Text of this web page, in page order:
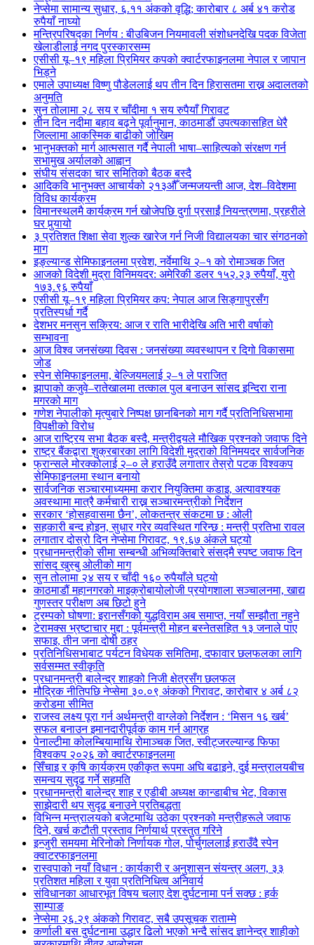
नेप्सेमा सामान्य सुधार, ६.११ अंकको वृद्धि; कारोबार ८ अर्ब ४१ करोड
रुपैयाँ नाघ्यो
मन्त्रिपरिषद्का निर्णय : बीउबिजन नियमावली संशोधनदेखि पदक विजेता
खेलाडीलाई नगद पुरस्कारसम्म
एसीसी यू–१९ महिला प्रिमियर कपको क्वार्टरफाइनलमा नेपाल र जापान
भिड्ने
एमाले उपाध्यक्ष विष्णु पौडेललाई थप तीन दिन हिरासतमा राख्न अदालतको
अनुमति
सुन तोलामा २८ सय र चाँदीमा १ सय रुपैयाँ गिरावट
तीन दिन नदीमा बहाव बढ्ने पूर्वानुमान, काठमाडौं उपत्यकासहित धेरै
जिल्लामा आकस्मिक बाढीको जोखिम
भानुभक्तको मार्ग आत्मसात गर्दै नेपाली भाषा–साहित्यको संरक्षण गर्न
सभामुख अर्यालको आह्वान
संघीय संसदका चार समितिको बैठक बस्दै
आदिकवि भानुभक्त आचार्यको २१३औँ जन्मजयन्ती आज, देश–विदेशमा
विविध कार्यक्रम
विमानस्थलमै कार्यक्रम गर्न खोजेपछि दुर्गा प्रसाईं नियन्त्रणमा, प्रहरीले
घर पुर्‍यायो
३ प्रतिशत शिक्षा सेवा शुल्क खारेज गर्न निजी विद्यालयका चार संगठनको
माग
इङ्ल्यान्ड सेमिफाइनलमा प्रवेश, नर्वेमाथि २–१ को रोमाञ्चक जित
आजको विदेशी मुद्रा विनिमयदर: अमेरिकी डलर १५२.२३ रुपैयाँ, युरो
१७३.९६ रुपैयाँ
एसीसी यू–१९ महिला प्रिमियर कप: नेपाल आज सिङ्गापुरसँग
प्रतिस्पर्धा गर्दै
देशभर मनसुन सक्रिय: आज र राति भारीदेखि अति भारी वर्षाको
सम्भावना
आज विश्व जनसंख्या दिवस : जनसंख्या व्यवस्थापन र दिगो विकासमा
जोड
स्पेन सेमिफाइनलमा, बेल्जियमलाई २–१ ले पराजित
झापाको कजुवे–रातेखालमा तत्काल पुल बनाउन सांसद इन्दिरा राना
मगरको माग
गणेश नेपालीको मृत्युबारे निष्पक्ष छानबिनको माग गर्दै प्रतिनिधिसभामा
विपक्षीको विरोध
आज राष्ट्रिय सभा बैठक बस्दै, मन्त्रीद्वयले मौखिक प्रश्नको जवाफ दिने
राष्ट्र बैंकद्वारा शुक्रबारका लागि विदेशी मुद्राको विनिमयदर सार्वजनिक
फ्रान्सले मोरक्कोलाई २–० ले हराउँदै लगातार तेस्रो पटक विश्वकप
सेमिफाइनलमा स्थान बनायो
सार्वजनिक सञ्चारमाध्यममा करार नियुक्तिमा कडाइ, अत्यावश्यक
अवस्थामा मात्रै कर्मचारी राख्न सञ्चारमन्त्रीको निर्देशन
सरकार ‘होसहवासमा छैन’, लोकतन्त्र संकटमा छ : ओली
सहकारी बन्द होइन, सुधार गरेर व्यवस्थित गरिन्छ : मन्त्री प्रतिभा रावल
लगातार दोस्रो दिन नेप्सेमा गिरावट, १९.६७ अंकले घट्यो
प्रधानमन्त्रीको सीमा सम्बन्धी अभिव्यक्तिबारे संसद्मै स्पष्ट जवाफ दिन
सांसद खुस्बु ओलीको माग
सुन तोलामा २४ सय र चाँदी १६० रुपैयाँले घट्यो
काठमाडौं महानगरको माइक्रोबायोलोजी प्रयोगशाला सञ्चालनमा, खाद्य
गुणस्तर परीक्षण अब छिटो हुने
ट्रम्पको घोषणा: इरानसँगको युद्धविराम अब समाप्त, नयाँ सम्झौता नहुने
टेरामक्स भ्रष्टाचार मुद्दा : पूर्वमन्त्री मोहन बस्नेतसहित १३ जनाले पाए
सफाइ, तीन जना दोषी ठहर
प्रतिनिधिसभाबाट पर्यटन विधेयक समितिमा, दफावार छलफलका लागि
सर्वसम्मत स्वीकृति
प्रधानमन्त्री बालेन्द्र शाहको निजी क्षेत्रसँग छलफल
मौद्रिक नीतिपछि नेप्सेमा ३०.०९ अंकको गिरावट, कारोबार ४ अर्ब ८२
करोडमा सीमित
राजस्व लक्ष्य पूरा गर्न अर्थमन्त्री वाग्लेको निर्देशन : ‘मिसन १६ खर्ब’
सफल बनाउन इमानदारीपूर्वक काम गर्न आग्रह
पेनाल्टीमा कोलम्बियामाथि रोमाञ्चक जित, स्वीट्जरल्यान्ड फिफा
विश्वकप २०२६ को क्वार्टरफाइनलमा
सिँचाइ र कृषि कार्यक्रम एकीकृत रूपमा अघि बढाइने, दुई मन्त्रालयबीच
समन्वय सुदृढ गर्ने सहमति
प्रधानमन्त्री बालेन्द्र शाह र एडीबी अध्यक्ष कान्डाबीच भेट, विकास
साझेदारी थप सुदृढ बनाउने प्रतिबद्धता
विभिन्न मन्त्रालयको बजेटमाथि उठेका प्रश्नको मन्त्रीहरूले जवाफ
दिने, खर्च कटौती प्रस्ताव निर्णयार्थ प्रस्तुत गरिने
इन्जुरी समयमा मेरिनोको निर्णायक गोल, पोर्चुगललाई हराउँदै स्पेन
क्वाटरफाइनलमा
रास्वपाको नयाँ विधान : कार्यकारी र अनुशासन संयन्त्र अलग, ३३
प्रतिशत महिला र युवा प्रतिनिधित्व अनिवार्य
संविधानका आधारभूत विषय चलाए देश दुर्घटनामा पर्न सक्छ : हर्क
साम्पाङ
नेप्सेमा २६.२९ अंकको गिरावट, सबै उपसूचक राताम्मे
कर्णाली बस दुर्घटनामा उद्धार ढिलो भएको भन्दै सांसद ज्ञानेन्द्र शाहीको